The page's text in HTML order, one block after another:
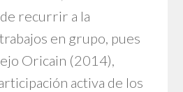
recurrir a la
en grupo, pues
Oricain (2014),
activa de los